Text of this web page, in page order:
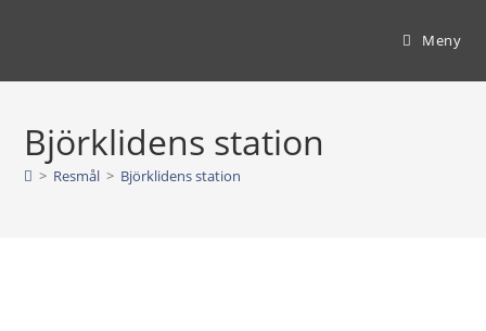
Meny
Björklidens station
> Resmål > Björklidens station